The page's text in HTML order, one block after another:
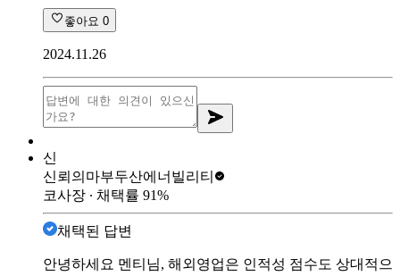
좋아요 0
2024.11.26
신
신뢰의마부두산에너빌리티
코사장 ∙ 채택률 91%
채택된 답변
안녕하세요 멘티님, 해외영업은 인적성 점수도 상대적으